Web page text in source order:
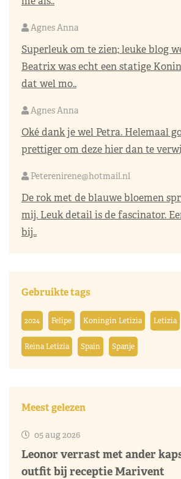
Agnes Anna
Superleuk om te zien; leuke blog
Beatrix was echt een statige
dat wel mo..
Agnes Anna
Oké dank je wel Petra. Helemaal
prettiger om deze hier dan te
Peterenirene@hotmail.nl
De rok met de blauwe bloemen
mij. Leuk detail is de fascinator.
bij..
Gebruikte tags
2024 Felipe Koningin Letizia Letizia
Reina Letizia Spain Spanje
Meest gelezen
05 aug 2026
Leonor verrast met ander
outfit bij receptie Marivent